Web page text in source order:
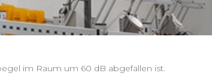
im Raum um 60 dB abgefallen ist.